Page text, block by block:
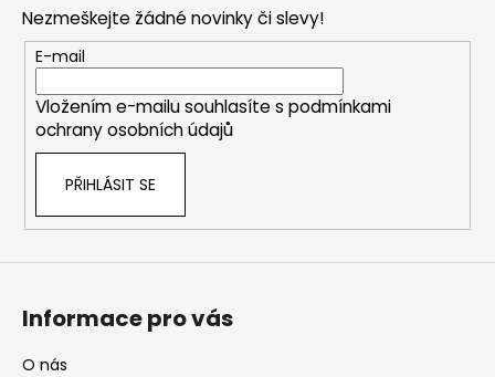
Nezmeškejte žádné novinky či slevy!
E-mail
Vložením e-mailu souhlasíte s podmínkami
ochrany osobních údajů
PŘIHLÁSIT SE
Informace pro vás
O nás